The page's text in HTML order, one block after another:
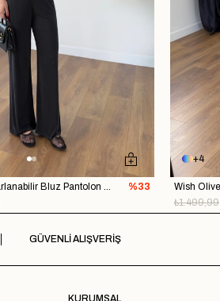
Wish Siyah Askı Ayarlanabilir Bluz Pantolon Takım
%33
4
₺1.499,99
GÜVENLİ ALIŞVERİŞ
KURUMSAL